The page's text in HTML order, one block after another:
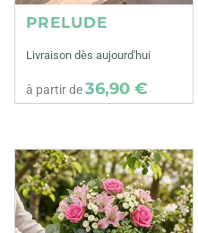
PRELUDE
Livraison dès aujourd'hui
à partir de36,90 €